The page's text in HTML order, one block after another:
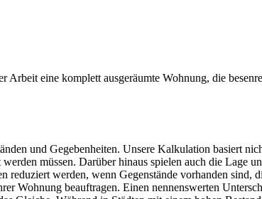
Arbeit eine komplett ausgeräumte Wohnung, die
und Gegebenheiten. Unsere Kalkulation basiert
müssen. Darüber hinaus spielen auch die Lage
reduziert werden, wenn Gegenstände vorhanden sind,
Wohnung beauftragen. Einen nennenswerten